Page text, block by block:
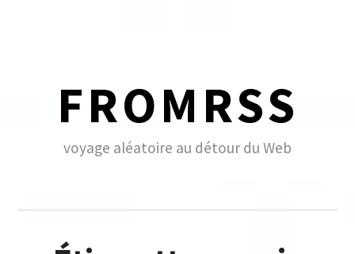
FROMRSS
voyage aléatoire au détour du Web